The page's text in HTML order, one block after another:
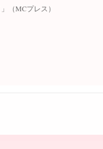
」（MCプレス）